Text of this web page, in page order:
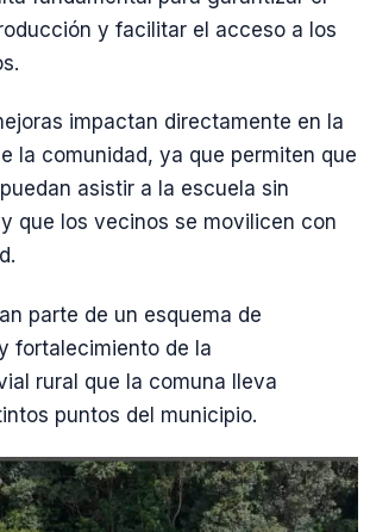
y facilitar el acceso a los
impactan directamente en la
la comunidad, ya que permiten que
asistir a la escuela sin
que los vecinos se movilicen con
parte de un esquema de
fortalecimiento de la
rural que la comuna lleva
puntos del municipio.